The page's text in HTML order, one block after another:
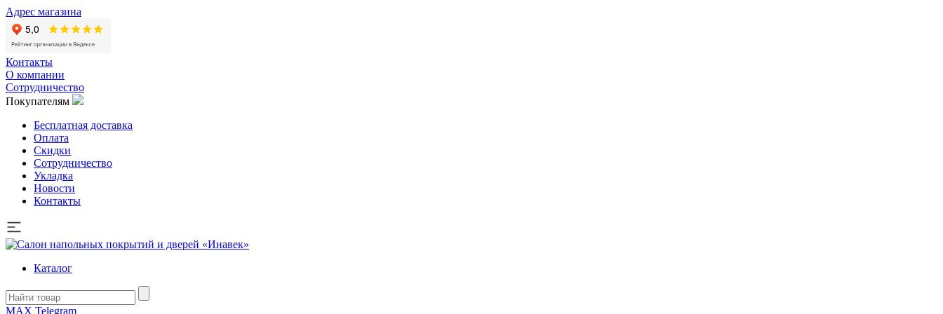
Адрес магазина
Контакты
О компании
Сотрудничество
Покупателям
Бесплатная доставка
Оплата
Скидки
Сотрудничество
Укладка
Новости
Контакты
Каталог
MAX Telegram